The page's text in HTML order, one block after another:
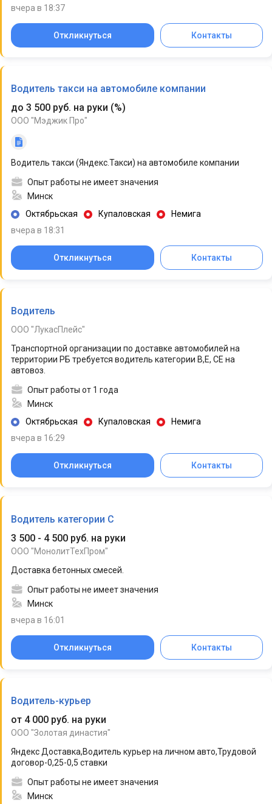
вчера в 18:37
Откликнуться Контакты
Водитель такси на автомобиле компании
до 3 500 руб. на руки (%)
ООО "Мэджик Про"
Водитель такси (Яндекс.Такси) на автомобиле компании
Опыт работы не имеет значения
Минск
Октябрьская
Купаловская
Немига
вчера в 18:31
Откликнуться Контакты
Водитель
ООО "ЛукасПлейс"
Транспортной организации по доставке автомобилей на
территории РБ требуется водитель категории В,Е, СЕ на
автовоз.
Опыт работы от 1 года
Минск
Октябрьская
Купаловская
Немига
вчера в 16:29
Откликнуться Контакты
Водитель категории С
3 500 - 4 500 руб. на руки
ООО "МонолитТехПром"
Доставка бетонных смесей.
Опыт работы не имеет значения
Минск
вчера в 16:01
Откликнуться Контакты
Водитель-курьер
от 4 000 руб. на руки
ООО "Золотая династия"
Яндекс Доставка,Водитель курьер на личном авто,Трудовой
договор-0,25-0,5 ставки
Опыт работы не имеет значения
Минск